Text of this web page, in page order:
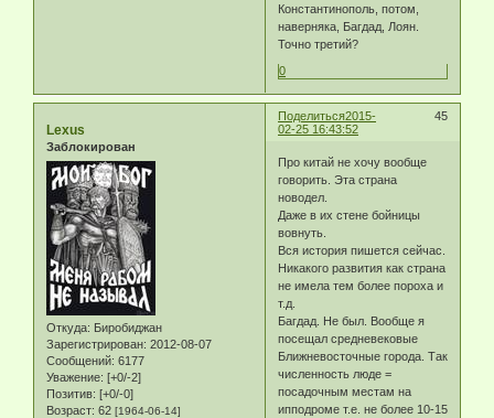
Константинополь, потом,
наверняка, Багдад, Лоян.
Точно третий?
0
Поделиться 45
2015-
02-25 16:43:52
Lexus
Заблокирован
Откуда: Биробиджан
Зарегистрирован: 2012-08-07
Сообщений: 6177
Уважение: [+0/-2]
Позитив: [+0/-0]
Возраст: 62 [1964-06-14]
Про китай не хочу вообще
говорить. Эта страна
новодел.
Даже в их стене бойницы
вовнуть.
Вся история пишется сейчас.
Никакого развития как страна
не имела тем более пороха и
т.д.
Багдад. Не был. Вообще я
посещал средневековые
Ближневосточные города. Так
численность люде =
посадочным местам на
ипподроме т.е. не более 10-15